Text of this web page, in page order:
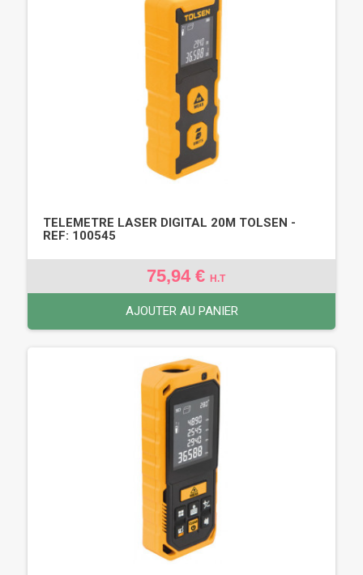
TELEMETRE LASER DIGITAL 20M TOLSEN -
REF: 100545
75,94 € H.T
AJOUTER AU PANIER